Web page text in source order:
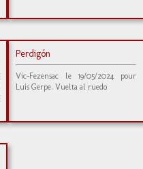
Perdigón
Vic-Fezensac le 19/05/2024 pour
Luis Gerpe. Vuelta al ruedo